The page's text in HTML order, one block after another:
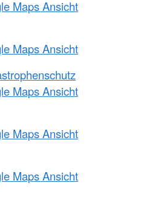
Maps Ansicht
Maps Ansicht
Maps Ansicht
Maps Ansicht
Maps Ansicht